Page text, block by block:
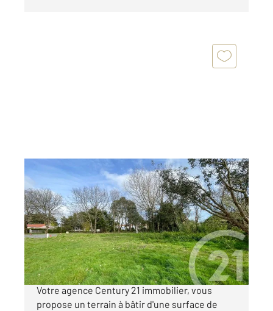
CHATEAU D OLONNE 85
1424 m
Ref : 1527
Terrain à vendre
370 200 €
Les Sables d'Olonne, quartier du Petit Paris.
Votre agence Century 21 immobilier, vous
propose un terrain à bâtir d'une surface de